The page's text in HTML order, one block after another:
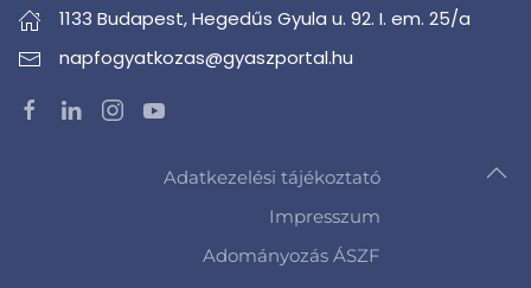
1133 Budapest,Hegedűs Gyula u. 92. I. em. 25/a
napfogyatkozas@gyaszportal.hu
Adatkezelési tájékoztató
Impresszum
Adományozás ÁSZF